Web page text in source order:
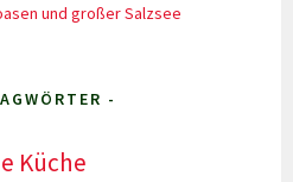
und großer Salzsee
-
Küche